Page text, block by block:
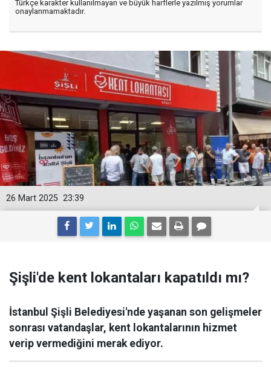
Türkçe karakter kullanılmayan ve büyük harflerle yazılmış yorumlar
onaylanmamaktadır.
23:39
26 Mart 2025
Şişli'de kent lokantaları kapatıldı mı?
İstanbul Şişli Belediyesi'nde yaşanan son gelişmeler
sonrası vatandaşlar, kent lokantalarının hizmet
verip vermediğini merak ediyor.